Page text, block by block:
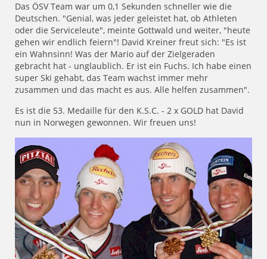
Das ÖSV Team war um 0,1 Sekunden schneller wie die
Deutschen. "Genial, was jeder geleistet hat, ob Athleten
oder die Serviceleute", meinte Gottwald und weiter, "heute
gehen wir endlich feiern"! David Kreiner freut sich: "Es ist
ein Wahnsinn! Was der Mario auf der Zielgeraden
gebracht hat - unglaublich. Er ist ein Fuchs. Ich habe einen
super Ski gehabt, das Team wachst immer mehr
zusammen und das macht es aus. Alle helfen zusammen".
Es ist die 53. Medaille für den K.S.C. - 2 x GOLD hat David
nun in Norwegen gewonnen. Wir freuen uns!